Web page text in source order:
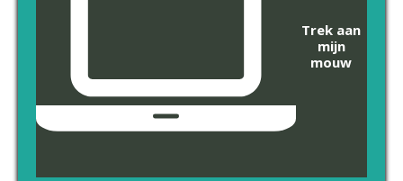
Trek aan
mijn
mouw